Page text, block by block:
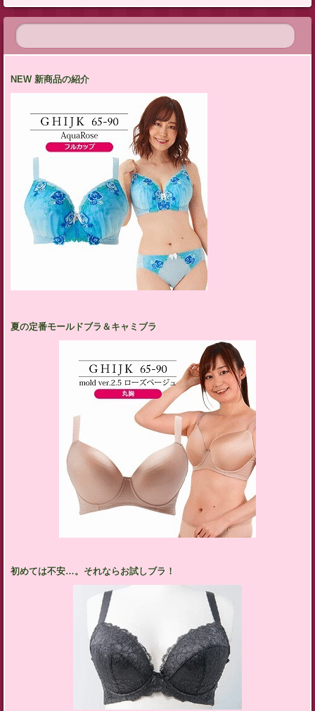
NEW 新商品の紹介
夏の定番モールドブラ＆キャミブラ
初めては不安…。それならお試しブラ！